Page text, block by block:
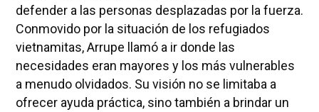
defender a las personas desplazadas por la fuerza.
Conmovido por la situación de los refugiados
vietnamitas, Arrupe llamó a ir donde las
necesidades eran mayores y los más vulnerables
a menudo olvidados. Su visión no se limitaba a
ofrecer ayuda práctica, sino también a brindar un